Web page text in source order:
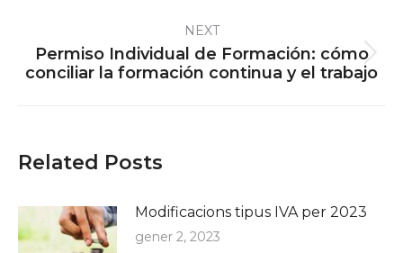
NEXT
Next
post:
Permiso Individual de Formación: cómo
conciliar la formación continua y el trabajo
Related Posts
Modificacions tipus IVA per 2023
gener 2, 2023